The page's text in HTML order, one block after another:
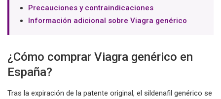
Precauciones y contraindicaciones
Información adicional sobre Viagra genérico
¿Cómo comprar Viagra genérico en
España?
Tras la expiración de la patente original, el sildenafil genérico se